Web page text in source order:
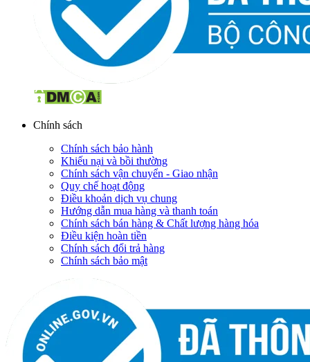
Chính sách
Chính sách bảo hành
Khiếu nại và bồi thường
Chính sách vận chuyển - Giao nhận
Quy chế hoạt động
Điều khoản dịch vụ chung
Hướng dẫn mua hàng và thanh toán
Chính sách bán hàng & Chất lượng hàng hóa
Điều kiện hoàn tiền
Chính sách đổi trả hàng
Chính sách bảo mật